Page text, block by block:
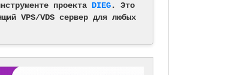
проекта DIEG. Это
VPS/VDS сервер для любых